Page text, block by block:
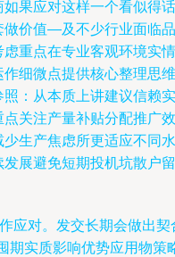
果应对这样一个看似得话
做价值—及不少行业面临品
重点在专业客观环境实情
细微点提供核心整理思维
：从本质上讲建议信赖实
关注产量补贴分配推广效
生产焦虑所更适应不同水
展避免短期投机坑散户留
应对。发交长期会做出契
期实质影响优势应用物策